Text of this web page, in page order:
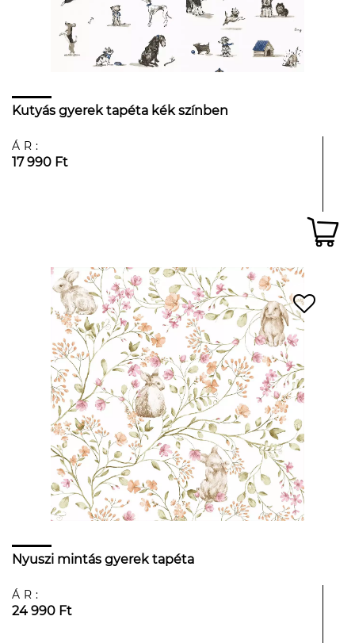
Kutyás gyerek tapéta kék színben
ÁR:
17 990 Ft
Nyuszi mintás gyerek tapéta
ÁR:
24 990 Ft